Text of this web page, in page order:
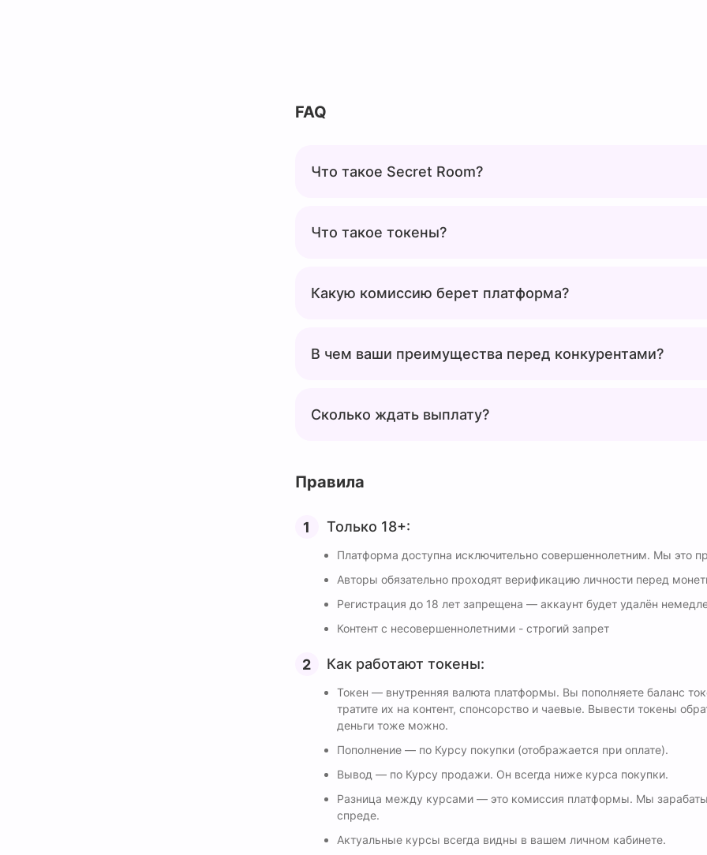
FAQ
Что такое Secret Room?
Что такое токены?
Какую комиссию берет платформа?
В чем ваши преимущества перед конкурентами?
Сколько ждать выплату?
Правила
Только 18+:
Платформа доступна исключительно совершеннолетним. Мы это
Авторы обязательно проходят верификацию личности перед
Регистрация до 18 лет запрещена — аккаунт будет удалён
Контент с несовершеннолетними - строгий запрет
Как работают токены:
Токен — внутренняя валюта платформы. Вы пополняете баланс
тратите их на контент, спонсорство и чаевые. Вывести токены
деньги тоже можно.
Пополнение — по Курсу покупки (отображается при оплате).
Вывод — по Курсу продажи. Он всегда ниже курса покупки.
Разница между курсами — это комиссия платформы. Мы
спреде.
Актуальные курсы всегда видны в вашем личном кабинете.